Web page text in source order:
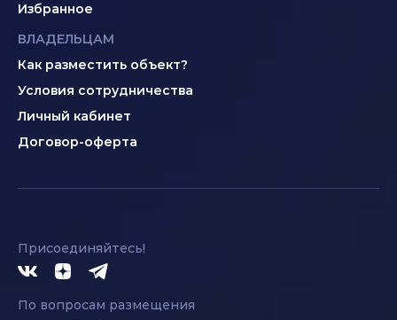
Избранное
ВЛАДЕЛЬЦАМ
Как разместить объект?
Условия сотрудничества
Личный кабинет
Договор-оферта
Присоединяйтесь!
По вопросам размещения